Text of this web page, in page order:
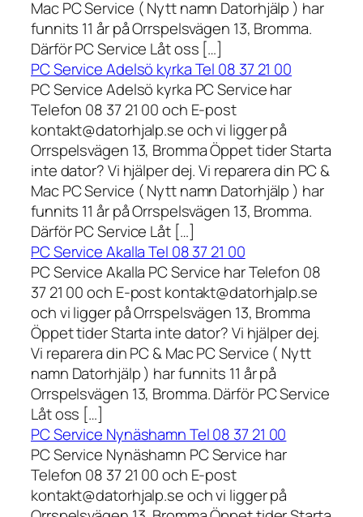
Mac PC Service ( Nytt namn Datorhjälp ) har
funnits 11 år på Orrspelsvägen 13, Bromma.
Därför PC Service Låt oss […]
PC Service Adelsö kyrka Tel 08 37 21 00
PC Service Adelsö kyrka PC Service har
Telefon 08 37 21 00 och E-post
kontakt@datorhjalp.se och vi ligger på
Orrspelsvägen 13, Bromma Öppet tider Starta
inte dator? Vi hjälper dej. Vi reparera din PC &
Mac PC Service ( Nytt namn Datorhjälp ) har
funnits 11 år på Orrspelsvägen 13, Bromma.
Därför PC Service Låt […]
PC Service Akalla Tel 08 37 21 00
PC Service Akalla PC Service har Telefon 08
37 21 00 och E-post kontakt@datorhjalp.se
och vi ligger på Orrspelsvägen 13, Bromma
Öppet tider Starta inte dator? Vi hjälper dej.
Vi reparera din PC & Mac PC Service ( Nytt
namn Datorhjälp ) har funnits 11 år på
Orrspelsvägen 13, Bromma. Därför PC Service
Låt oss […]
PC Service Nynäshamn Tel 08 37 21 00
PC Service Nynäshamn PC Service har
Telefon 08 37 21 00 och E-post
kontakt@datorhjalp.se och vi ligger på